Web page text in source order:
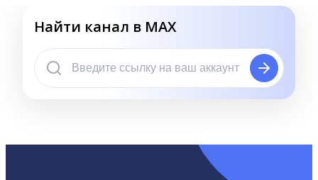
Найти канал в MAX